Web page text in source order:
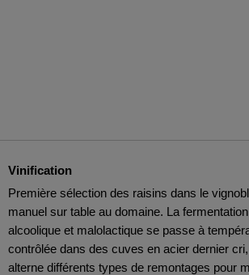
Vinification
Première sélection des raisins dans le
manuel sur table au domaine. La fermentation
alcoolique et malolactique se passe à
contrôlée dans des cuves en acier dernier
alterne différents types de remontages pour